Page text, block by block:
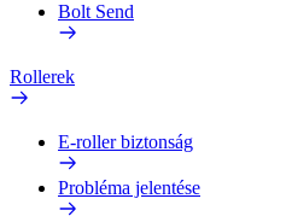
Bolt Send
Rollerek
E-roller biztonság
Probléma jelentése